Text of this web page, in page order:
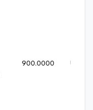
900.0000